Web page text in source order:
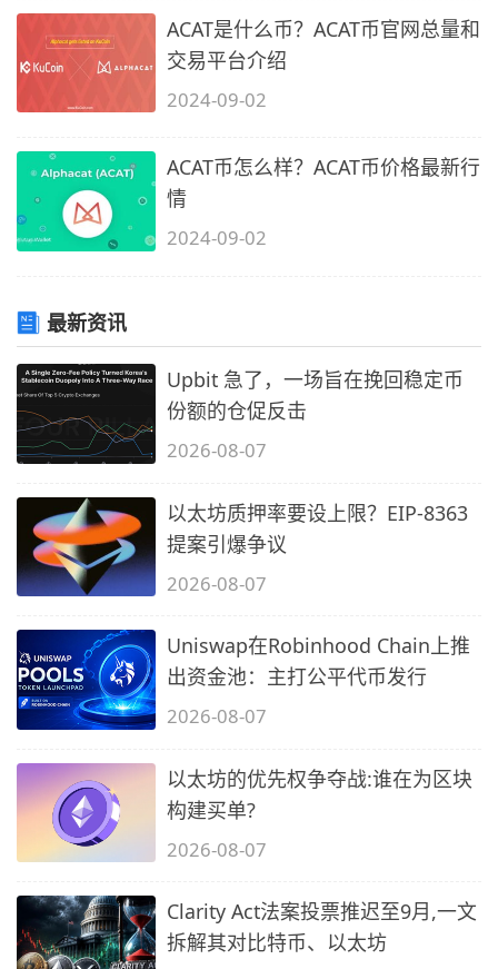
ACAT是什么币？ACAT币官网总量和
交易平台介绍
2024-09-02
ACAT币怎么样？ACAT币价格最新行
情
2024-09-02
最新资讯
Upbit 急了，一场旨在挽回稳定币
份额的仓促反击
2026-08-07
以太坊质押率要设上限？EIP-8363
提案引爆争议
2026-08-07
Uniswap在Robinhood Chain上推
出资金池：主打公平代币发行
2026-08-07
以太坊的优先权争夺战:谁在为区块
构建买单?
2026-08-07
Clarity Act法案投票推迟至9月,一文
拆解其对比特币、以太坊